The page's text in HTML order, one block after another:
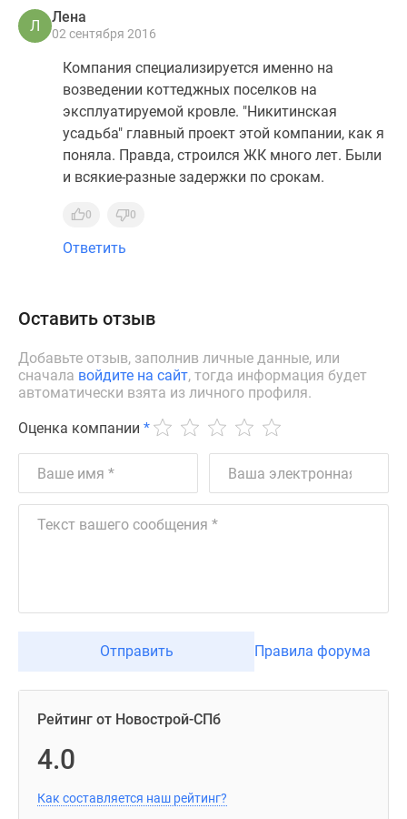
Л
Лена
02 сентября 2016
Компания специализируется именно на
возведении коттеджных поселков на
эксплуатируемой кровле. "Никитинская
усадьба" главный проект этой компании, как я
поняла. Правда, строился ЖК много лет. Были
и всякие-разные задержки по срокам.
0 0
Ответить
Оставить отзыв
Добавьте отзыв, заполнив личные данные, или
сначала войдите на сайт, тогда информация будет
автоматически взята из личного профиля.
Оценка компании *
Отправить Правила форума
Рейтинг от Новострой-СПб
4.0
Как составляется наш рейтинг?